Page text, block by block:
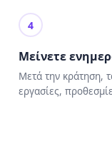
4
Μείνετε
Μετά την κράτηση,
εργασίες,